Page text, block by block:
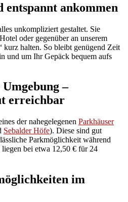
ankommen
unkompliziert gestaltet. Sie
oder gegenüber an unserem
kurz halten. So bleibt genügend Zeit
und um Ihr Gepäck bequem aufs
–
erreichbar
der nahegelegenen Parkhäuser
Sebalder Höfe). Diese sind gut
Parkmöglichkeit während
bei etwa 12,50 € für 24
im